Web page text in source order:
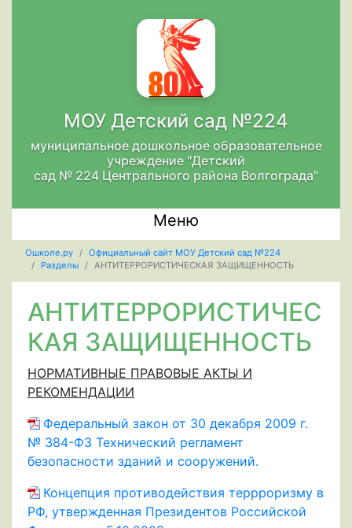
МОУ Детский сад №224
муниципальное дошкольное образовательное
учреждение "Детский
сад № 224 Центрального района Волгограда"
Меню
Ошколе.ру
Официальный сайт МОУ Детский сад №224
Разделы
АНТИТЕРРОРИСТИЧЕСКАЯ ЗАЩИЩЕННОСТЬ
АНТИТЕРРОРИСТИЧЕС
КАЯ ЗАЩИЩЕННОСТЬ
НОРМАТИВНЫЕ ПРАВОВЫЕ АКТЫ И
РЕКОМЕНДАЦИИ
Федеральный закон от 30 декабря 2009 г.
№ 384-ФЗ Технический регламент
безопасности зданий и сооружений.
Концепция противодействия террроризму в
РФ, утвержденная Президентов Российской